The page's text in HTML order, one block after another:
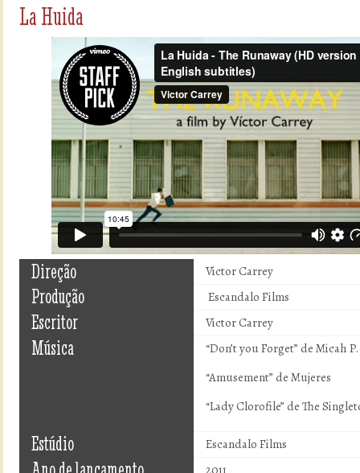
La Huida
Direção Victor Carrey
Produção Escandalo Films
Escritor Victor Carrey
Música
“Don’t you Forget” de Micah
“Amusement” de Mujeres
“Lady Clorofile” de The
Estúdio Escandalo Films
2011